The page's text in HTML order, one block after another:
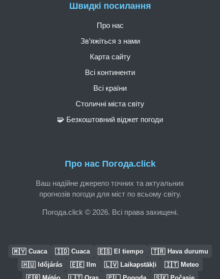
Про нас Погода.click
Ваш надійне джерело точних та актуальних
прогнозів погоди для міст по всьому світу.
Погода.click © 2026. Всі права захищені.
Швидкі посилання
Про нас
Зв’яжіться з нами
Карта сайту
Всі континенти
Всі країни
Столичні міста світу
🧩 Безкоштовний віджет погоди
🇲🇾 Cuaca 🇮🇩 Cuaca 🇪🇸 El tiempo 🇹🇷 Hava durumu
🇭🇺 Időjárás 🇪🇪 Ilm 🇱🇻 Laikapstākļi 🇮🇹 Meteo